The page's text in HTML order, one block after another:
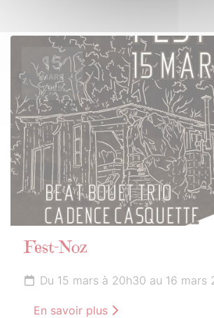
15
MARS
2025
Fest-Noz
Du 15 mars à 20h30 au 16 mars
En savoir plus